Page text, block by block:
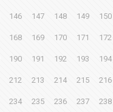
146 147 148 149 150
168 169 170 171 172
190 191 192 193 194
212 213 214 215 216
234 235 236 237 238